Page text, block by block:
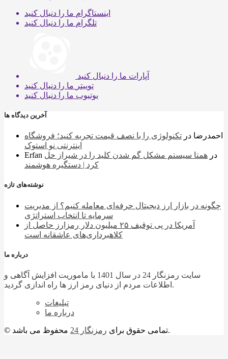
اینستاگرام ما را دنبال کنید
تلگرام ما را دنبال کنید
آپارات ما را دنبال کنید
توییتر ما را دنبال کنید
یوتیوب ما را دنبال کنید
آخرین دیدگاه ها
احمدرضا در تکنولوژی را با نصف قیمت تجربه کنید؛ فروشگاه
اینترنتی نو استوک
Erfan
در همتا سیستم مشکل گم شدن کلید را در شیراز حل
کرد | دستگیره هوشمند
نوشته‌های تازه
چگونه در بازار ارز دیجیتال حرفه‌ای معامله کنیم؟ از مدیریت
سرمایه تا انتخاب استراتژی
آمریکا در پی توقیف ۲۵ میلیون دلار رمزارز حاصل از
کلاهبرداری‌های عاشقانه است
درباره ما
سایت رمزنگار 24 در سال 1401 با ماموریت افزایش آگاهی و
اطلاعات مردم از دنیای رمز ارز ها راه اندازی گردید.
تبلیغات
درباره ما
© تمامی حقوق برای رمزنگار 24 محفوظ می باشد.